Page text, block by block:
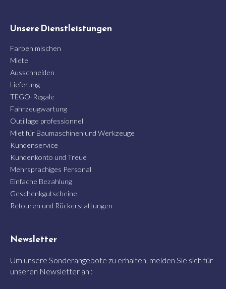
Unsere Dienstleistungen
Farben mischen
Miete
Ausschneiden
Lieferung
TEGO-Regale
Fahrzeugwartung
Outillage professionnel
Miet für Baumaschinen und Werkzeuge
Kundenservice
Kundenkonto und Treue
Mehrsprachiges Personal
Einfache Bezahlung
Geschenkgutscheine
Retouren und Rückerstattungen
Newsletter
Um unsere Sonderangebote zu erhalten, melden Sie sich für
unseren Newsletter an :